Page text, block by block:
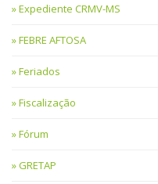
Expediente CRMV-MS
FEBRE AFTOSA
Feriados
Fiscalização
Fórum
GRETAP